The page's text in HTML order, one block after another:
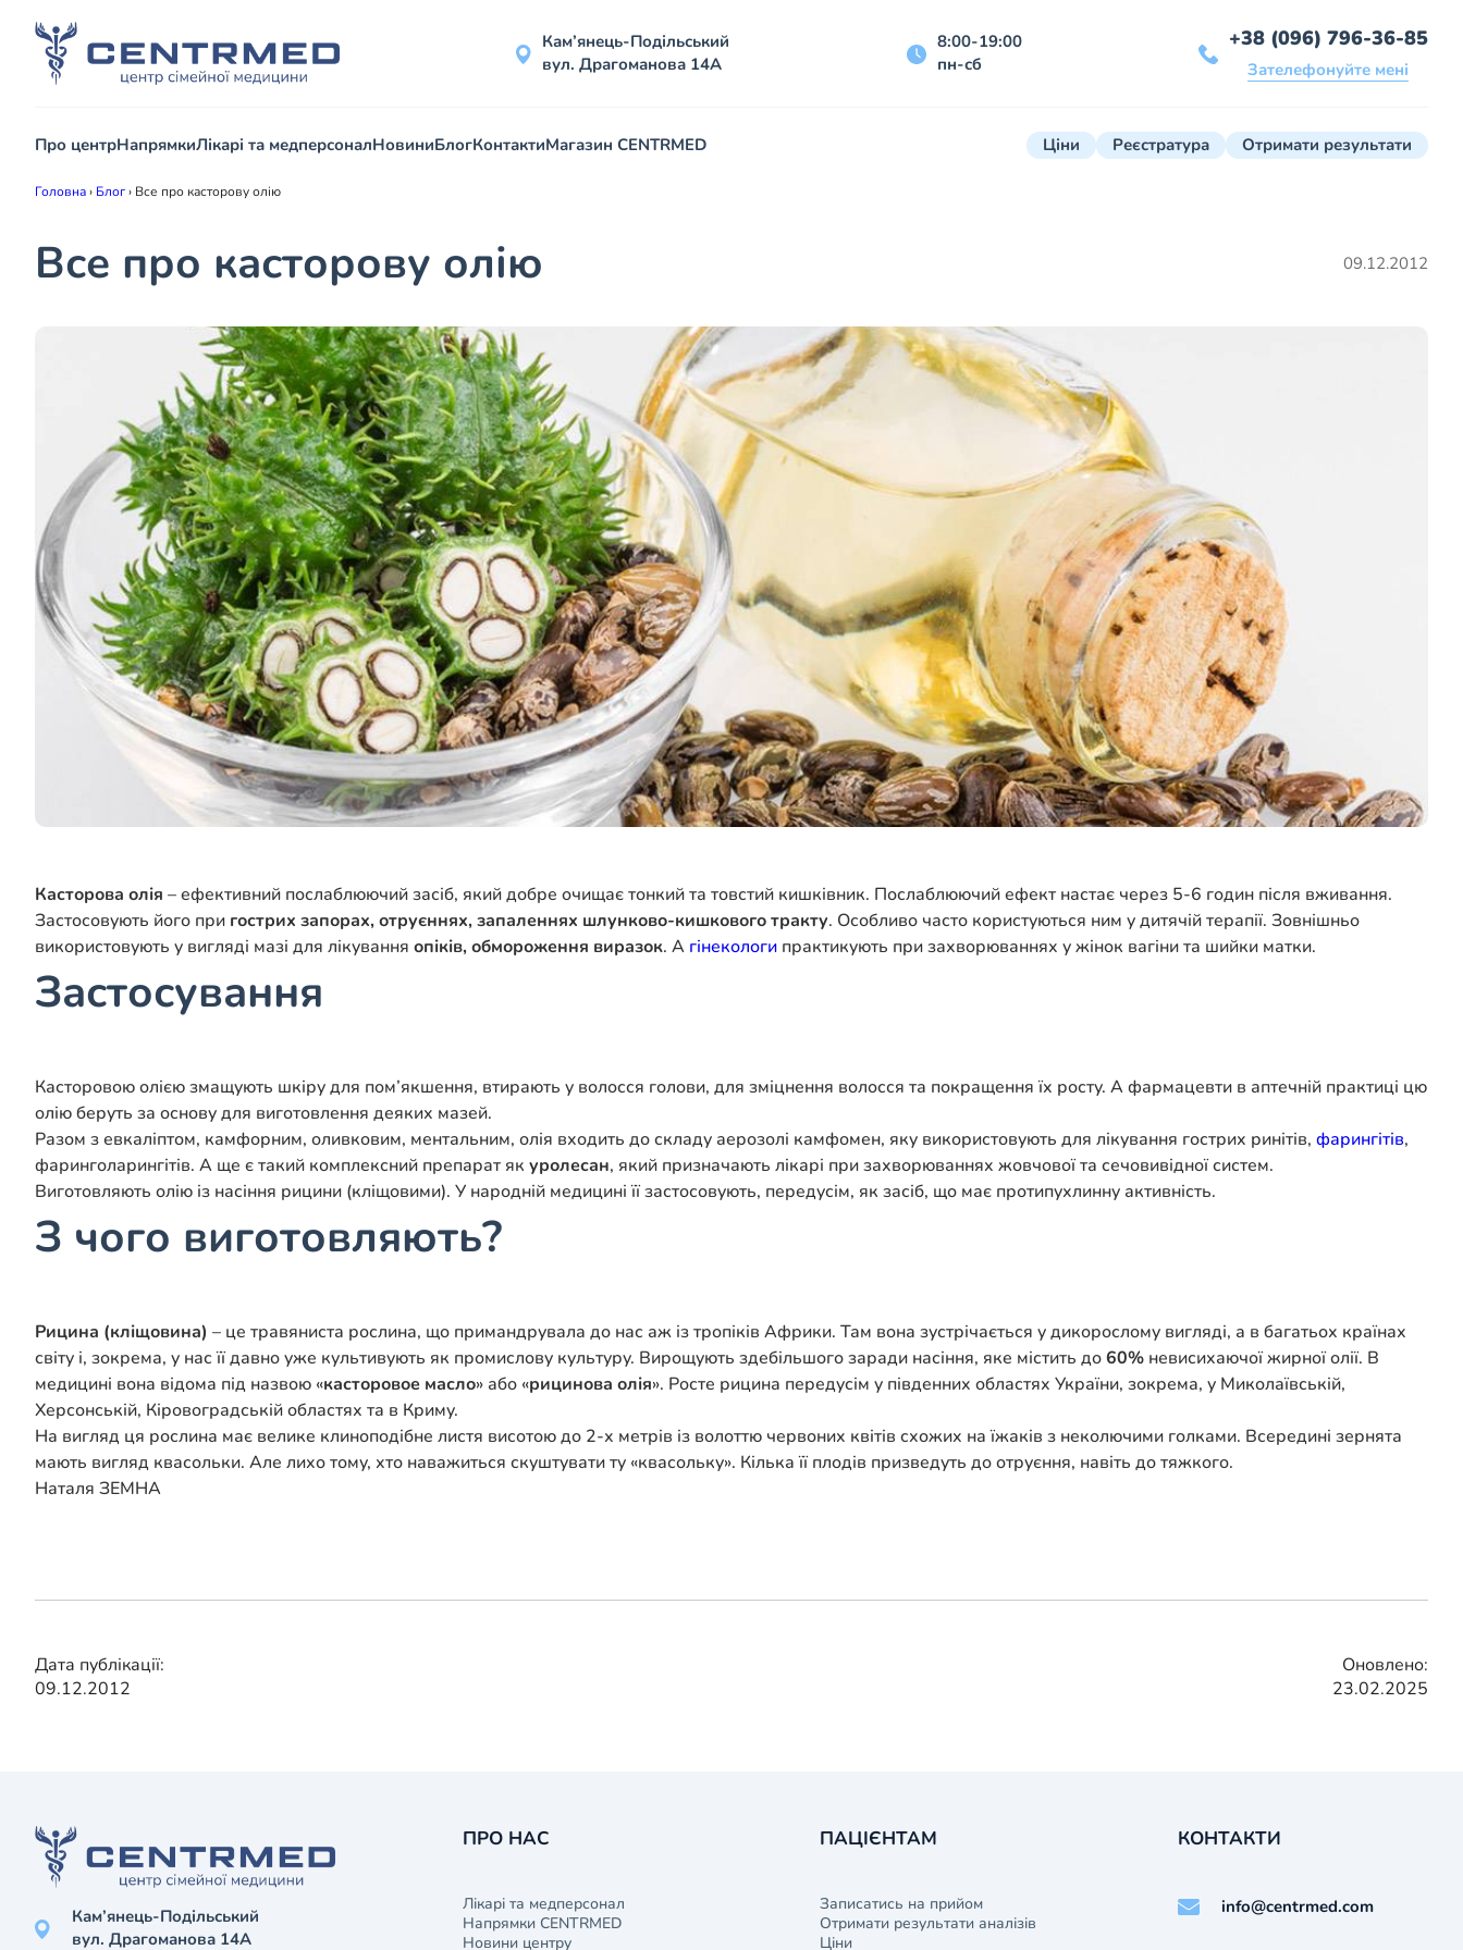
Кам’янець-Подільський
вул. Драгоманова 14А
8:00-19:00
пн-сб
+38 (096) 796-36-85
Зателефонуйте мені
Про центрНапрямкиЛікарі та медперсоналНовиниБлогКонтактиМагазин CENTRMED Ціни Реєстратура Отримати результати
Головна› Блог› Все про касторову олію
Все про касторову олію 09.12.2012
Касторова олія – ефективний послаблюючий засіб, який добре очищає тонкий та товстий кишківник. Послаблюючий ефект настає через 5-6 годин після вживання.
Застосовують його при гострих запорах, отруєннях, запаленнях шлунково-кишкового тракту. Особливо часто користуються ним у дитячій терапії. Зовнішньо
використовують у вигляді мазі для лікування опіків, обмороження виразок. А гінекологи практикують при захворюваннях у жінок вагіни та шийки матки.
Застосування
Касторовою олією змащують шкіру для пом’якшення, втирають у волосся голови, для зміцнення волосся та покращення їх росту. А фармацевти в аптечній практиці цю
олію беруть за основу для виготовлення деяких мазей.
Разом з евкаліптом, камфорним, оливковим, ментальним, олія входить до складу аерозолі камфомен, яку використовують для лікування гострих ринітів, фарингітів,
фаринголарингітів. А ще є такий комплексний препарат як уролесан, який призначають лікарі при захворюваннях жовчової та сечовивідної систем.
Виготовляють олію із насіння рицини (кліщовими). У народній медицині її застосовують, передусім, як засіб, що має протипухлинну активність.
З чого виготовляють?
Рицина (кліщовина) – це травяниста рослина, що примандрувала до нас аж із тропіків Африки. Там вона зустрічається у дикорослому вигляді, а в багатьох країнах
світу і, зокрема, у нас її давно уже культивують як промислову культуру. Вирощують здебільшого заради насіння, яке містить до60% невисихаючої жирної олії. В
медицині вона відома під назвою «касторовое масло» або «рицинова олія». Росте рицина передусім у південних областях України, зокрема, у Миколаївській,
Херсонській, Кіровоградській областях та в Криму.
На вигляд ця рослина має велике клиноподібне листя висотою до 2-х метрів із волоттю червоних квітів схожих на їжаків з неколючими голками. Всередині зернята
мають вигляд квасольки. Але лихо тому, хто наважиться скуштувати ту «квасольку». Кілька її плодів призведуть до отруєння, навіть до тяжкого.
Наталя ЗЕМНА
Дата публікації:
09.12.2012
Оновлено:
23.02.2025
Кам’янець-Подільський
вул. Драгоманова 14А
ПРО НАС
Лікарі та медперсонал
Напрямки CENTRMED
Новини центру
ПАЦІЄНТАМ
Записатись на прийом
Отримати результати аналізів
Ціни
КОНТАКТИ
info@centrmed.com